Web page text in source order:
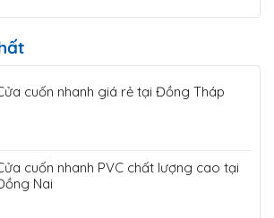
cuốn nhanh giá rẻ tại Đồng Tháp
cuốn nhanh PVC chất lượng cao tại
Nai